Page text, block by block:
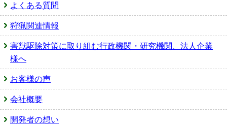
よくある質問
狩猟関連情報
害獣駆除対策に取り組む行政機関・研究機関、法人企業
様へ
お客様の声
会社概要
開発者の想い